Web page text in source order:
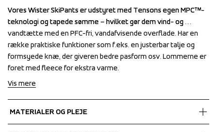
Vores Wister SkiPants er udstyret med Tensons egen MPC™-
teknologi og tapede sømme – hvilket gør dem vind- og
vandtætte med en PFC-fri, vandafvisende overflade. Har en
række praktiske funktioner som f.eks. en justerbar talje og
formsyede knæ, der giveren bedre pasform osv. Lommerne er
foret med fleece for ekstra varme.
Vores Wister SkiPants er udstyret med Tensons egen MPC™-
teknologi og tapede sømme – hvilket gør dem vind- og
vandtætte med en PFC-fri, vandafvisende overflade. Har en
række praktiske funktioner som f.eks. en justerbar talje og
formsyede knæ, der giveren bedre pasform osv. Lommerne er
foret med fleece for ekstra varme.
Vis mere
MATERIALER OG PLEJE